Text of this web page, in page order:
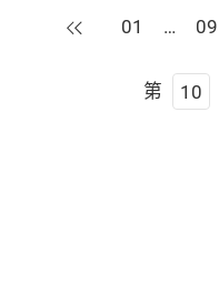
上一页
01 … 09
第